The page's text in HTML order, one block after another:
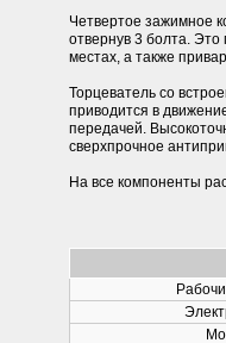
Четвертое зажимное
отвернув 3 болта. Это
местах, а также
Торцеватель со
приводится в
передачей.
сверхпрочное
На все компоненты